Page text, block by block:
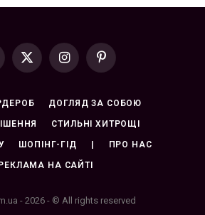
X
InstagramPinterest
ДОГЛЯД ЗА СОБОЮ
СТИЛЬНІ ХИТРОЩІ
ШОПІНГ-ГІД | ПРО НАС
НА САЙТІ
- 2026 - © All rights reserved